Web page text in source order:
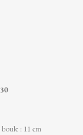
: 11 cm